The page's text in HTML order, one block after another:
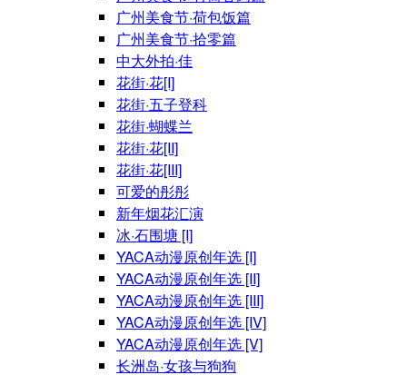
广州美食节·荷包饭篇
广州美食节·拾零篇
中大外拍·佳
花街·花[I]
花街·五子登科
花街·蝴蝶兰
花街·花[II]
花街·花[III]
可爱的彤彤
新年烟花汇演
冰·石围塘 [I]
YACA动漫原创年选 [I]
YACA动漫原创年选 [II]
YACA动漫原创年选 [III]
YACA动漫原创年选 [IV]
YACA动漫原创年选 [V]
长洲岛·女孩与狗狗